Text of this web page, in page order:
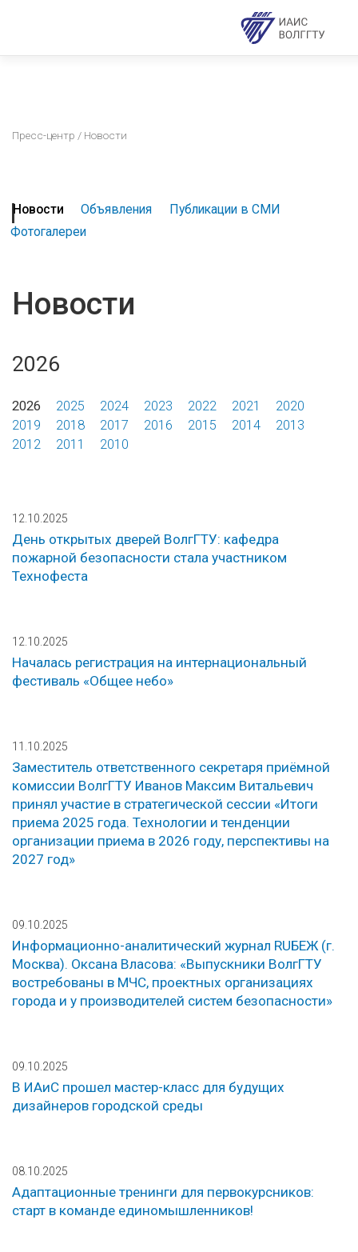
Пресс-центр / Новости
Новости Объявления
Публикации в СМИ
Фотогалереи
Новости
2026
2026 2025 2024 2023 2022 2021
2020
2019
2018 2017 2016 2015 2014
2013
2012
2011 2010
12.10.2025
День открытых дверей ВолгГТУ: кафедра
пожарной безопасности стала участником
Технофеста
12.10.2025
Началась регистрация на интернациональный
фестиваль «Общее небо»
11.10.2025
Заместитель ответственного секретаря приёмной
комиссии ВолгГТУ Иванов Максим Витальевич
принял участие в стратегической сессии «Итоги
приема 2025 года. Технологии и тенденции
организации приема в 2026 году, перспективы на
2027 год»
09.10.2025
Информационно-аналитический журнал RUБЕЖ (г.
Москва). Оксана Власова: «Выпускники ВолгГТУ
востребованы в МЧС, проектных организациях
города и у производителей систем безопасности»
09.10.2025
В ИАиС прошел мастер-класс для будущих
дизайнеров городской среды
08.10.2025
Адаптационные тренинги для первокурсников:
старт в команде единомышленников!